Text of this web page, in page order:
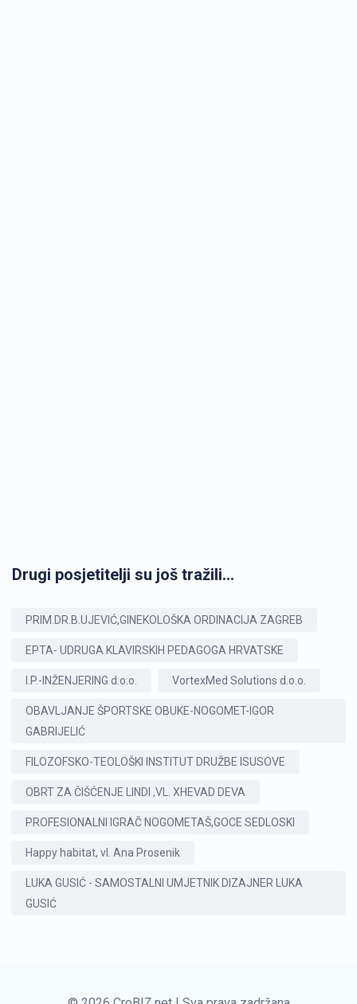
Drugi posjetitelji su još tražili...
PRIM.DR.B.UJEVIĆ,GINEKOLOŠKA ORDINACIJA ZAGREB
EPTA- UDRUGA KLAVIRSKIH PEDAGOGA HRVATSKE
I.P.-INŽENJERING d.o.o. VortexMed Solutions d.o.o.
OBAVLJANJE ŠPORTSKE OBUKE-NOGOMET-IGOR
GABRIJELIĆ
FILOZOFSKO-TEOLOŠKI INSTITUT DRUŽBE ISUSOVE
OBRT ZA ČIŠĆENJE LINDI ,VL. XHEVAD DEVA
PROFESIONALNI IGRAČ NOGOMETAŠ,GOCE SEDLOSKI
Happy habitat, vl. Ana Prosenik
LUKA GUSIĆ - SAMOSTALNI UMJETNIK DIZAJNER LUKA
GUSIĆ